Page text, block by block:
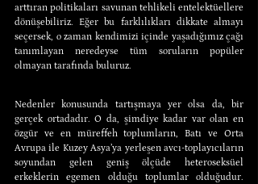
arttıran politikaları savunan tehlikeli entelektüellere
dönüşebiliriz. Eğer bu farklılıkları dikkate almayı
seçersek, o zaman kendimizi içinde yaşadığımız çağı
tanımlayan neredeyse tüm soruların popüler
olmayan tarafında buluruz.
Nedenler konusunda tartışmaya yer olsa da, bir
gerçek ortadadır. O da, şimdiye kadar var olan en
özgür ve en müreffeh toplumların, Batı ve Orta
Avrupa ile Kuzey Asya’ya yerleşen avcı-toplayıcıların
soyundan gelen geniş ölçüde heteroseksüel
erkeklerin egemen olduğu toplumlar olduğudur.